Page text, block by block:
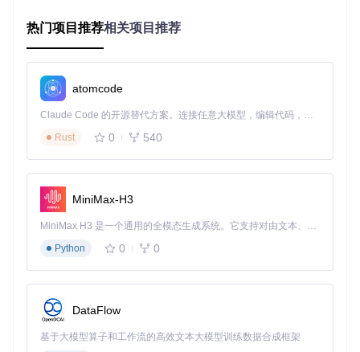
初步验证：进入G-Helper设置界面，查看"系统信息"中的硬件
接口状态，若显示"未检测到华硕ACPI接口"则表明驱动存在问
题。
🔧排查要点
检查设备管理器中"系统设备"下的华硕控制接口状态
确认BIOS中"Armoury Crate Control Interface"已禁用
查看程序日志中是否有"硬件通信失败"相关记录
二、启动故障的5步排查流程
针对上述故障类型，我们设计了标准化的排查流程，帮助用户
逐步定位问题根源。建议按顺序执行以下步骤，避免遗漏关键
操作步骤：
按下Win+R键打开运行对话框，输入"cmd"并回车
在命令提示符中输入以下命令检查.NET版本：
热门项目推荐相关项目推荐
atomcode
Claude Code 的开源替代方案。连接任意大模型，编辑代码，运行命令，自动验证 — 全自动执行。用 Rust 构建，极致性能。 ｜ An open-source alternative to Claude Code. Connect any LLM, edit code, run commands, and verify changes — autonomously. Built in Rust for speed. Get Started
Rust
0 540
MiniMax-H3
MiniMax H3 是一个通用的全模态生成系统。它支持对由文本、图像、视频和音频组成的多模态上下文进行统一理解，并能生成分辨率高达 2K、时长可达 15 秒的带原生立体声音频的视频。得益于面向任务泛化的系统设计，H3 在预训练阶段就已具备广泛的多模态上下文理解与生成能力，能够出色地执行复杂的多模态指令。
Python
0 0
DataFlow
基于大模型算子和工作流的高效文本大模型训练数据合成框架